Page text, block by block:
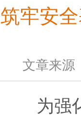
筑牢安
文章来源
为强化